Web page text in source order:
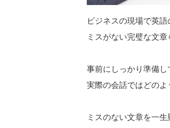
ビジネスの現場で英
ミスがない完璧な文
事前にしっかり準備し
実際の会話ではどのよ
ミスのない文章を一